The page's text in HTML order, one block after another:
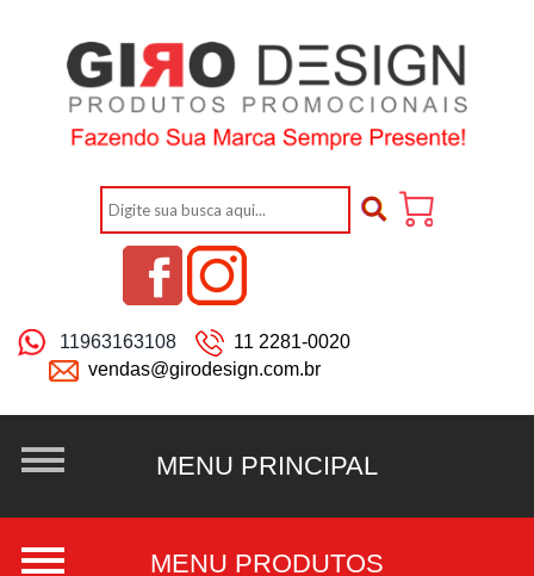
11963163108
11 2281-0020
vendas@girodesign.com.br